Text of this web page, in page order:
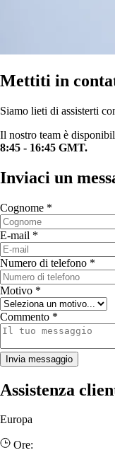
Mettiti in
Siamo lieti di assisterti
Il nostro team è
8:45 - 16:45 GMT.
Inviaci un
Cognome *
E-mail *
Numero di telefono *
Motivo *
Commento *
Invia messaggio
Assistenza
Europa
Ore: